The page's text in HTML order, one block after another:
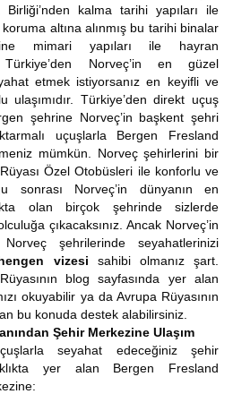
Birliği’nden kalma tarihi yapıları ile
koruma altına alınmış bu tarihi binalar
mimari yapıları ile hayran
Türkiye’den Norveç’in en güzel
etmek istiyorsanız en keyifli ve
Türkiye’den direkt uçuş
şehrine Norveç’in başkent şehri
uçuşlarla Bergen Fresland
mümkün. Norveç şehirlerini bir
Özel Otobüsleri ile konforlu ve
sonrası Norveç’in dünyanın en
olan birçok şehrinde sizlerde
çıkacaksınız. Ancak Norveç’in
şehrilerinde seyahatlerinizi
vizesi sahibi olmanız şart.
blog sayfasında yer alan
okuyabilir ya da Avrupa Rüyasının
bu konuda destek alabilirsiniz.
Şehir Merkezine Ulaşım
seyahat edeceğiniz şehir
yer alan Bergen Fresland